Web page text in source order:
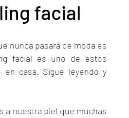
facial
nunca pasará de moda es
facial es uno de estos
casa. Sigue leyendo y
a nuestra piel que muchas